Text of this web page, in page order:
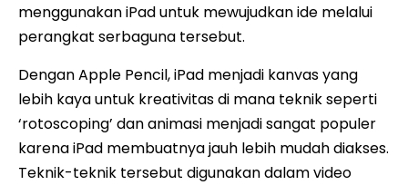
menggunakan iPad untuk mewujudkan ide melalui
perangkat serbaguna tersebut.
Dengan Apple Pencil, iPad menjadi kanvas yang
lebih kaya untuk kreativitas di mana teknik seperti
‘rotoscoping’ dan animasi menjadi sangat populer
karena iPad membuatnya jauh lebih mudah diakses.
Teknik-teknik tersebut digunakan dalam video